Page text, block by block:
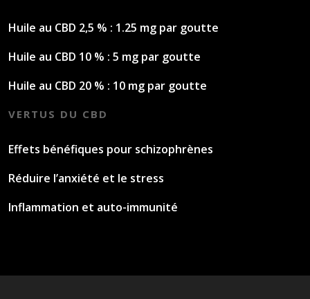
Huile au CBD 2,5 % : 1.25 mg par goutte
Huile au CBD 10 % : 5 mg par goutte
Huile au CBD 20 % : 10 mg par goutte
VERTUS DU CBD
Effets bénéfiques pour schizophrènes
Réduire l’anxiété et le stress
Inflammation et auto-immunité